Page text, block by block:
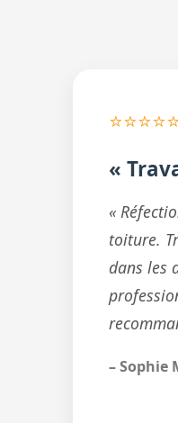
«
«
toiture.
dans les
– Sophie